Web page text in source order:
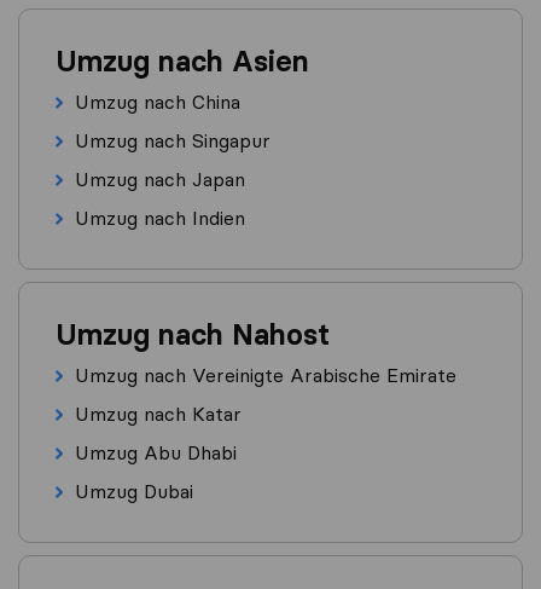
Umzug nach Asien
Umzug nach China
Umzug nach Singapur
Umzug nach Japan
Umzug nach Indien
Umzug nach Nahost
Umzug nach Vereinigte Arabische Emirate
Umzug nach Katar
Umzug Abu Dhabi
Umzug Dubai